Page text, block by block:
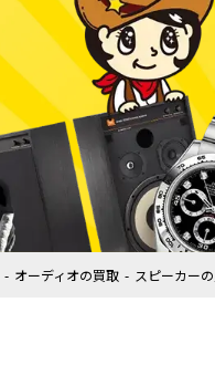
オーディオの買取 スピーカー